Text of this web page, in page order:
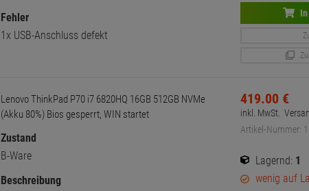
Fehler
1x USB-Anschluss defekt
Lenovo ThinkPad P70 i7 6820HQ 16GB 512GB NVMe
(Akku 80%) Bios gesperrt, WIN startet
Zustand
B-Ware
Beschreibung
419.00 €
inkl. MwSt.
Artikel-Nummer:
Lagernd: 1
wenig auf